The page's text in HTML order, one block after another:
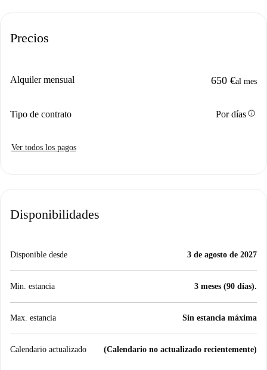
Precios
Alquiler mensual 650 €al mes
Tipo de contrato Por díasinfo
Ver todos los pagos
Disponibilidades
Disponible desde 3 de agosto de 2027
Min. estancia 3 meses (90 días).
Max. estancia Sin estancia máxima
Calendario actualizado (Calendario no actualizado recientemente)